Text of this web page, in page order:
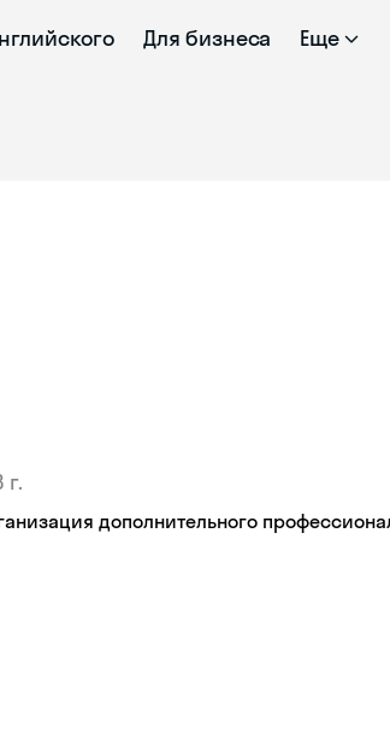
Для бизнеса Еще
г.
дополнительного